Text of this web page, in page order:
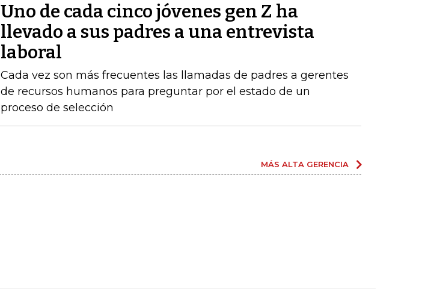
Uno de cada cinco jóvenes gen Z ha
llevado a sus padres a una entrevista
laboral
Cada vez son más frecuentes las llamadas de padres a gerentes
de recursos humanos para preguntar por el estado de un
proceso de selección
MÁS ALTA GERENCIA